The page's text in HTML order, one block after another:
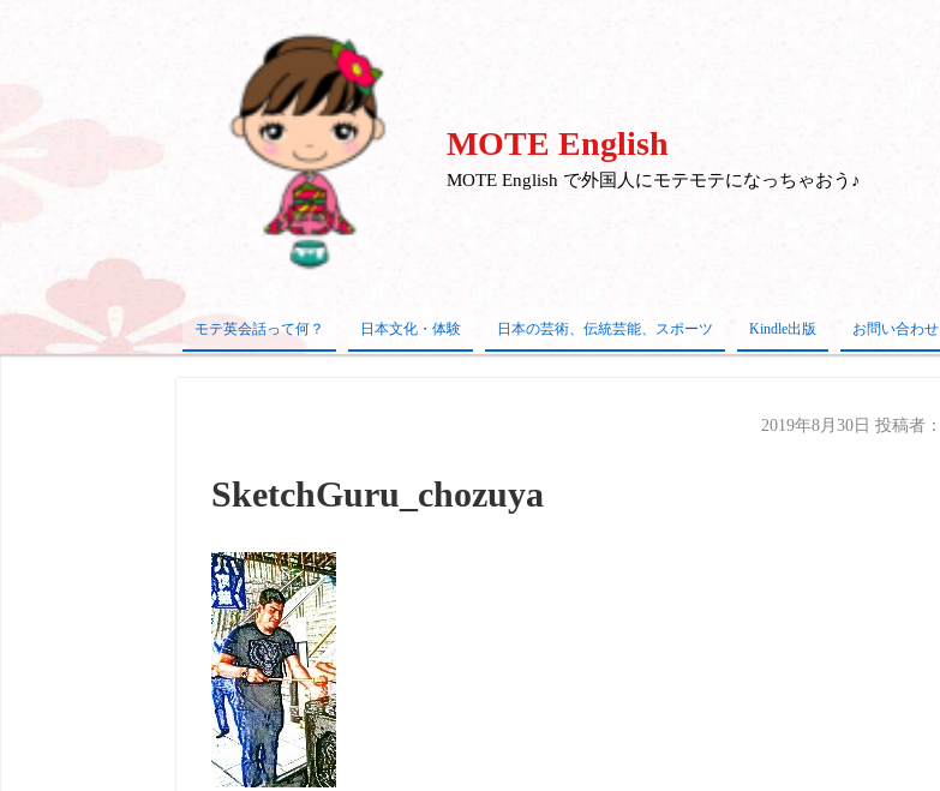
MOTE English
MOTE English で外国人にモテモテになっちゃおう♪
モテ英会話って何？ 日本文化・体験 日本の芸術、伝統芸能、スポーツ Kindle出版 お問い合わせ
2019年8月30日 投稿者：
SketchGuru_chozuya